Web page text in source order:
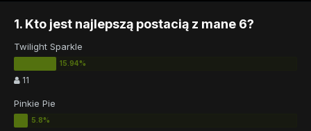
1. Kto jest najlepszą postacią z mane 6?
Twilight Sparkle
11
Pinkie Pie